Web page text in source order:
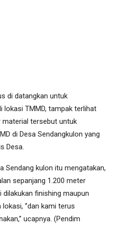
di datangkan untuk
lokasi TMMD, tampak terlihat
tersebut untuk
di Desa Sendangkulon yang
Desa.
Sendang kulon itu mengatakan,
sepanjang 1.200 meter
finishing maupun
‘’dan kami terus
ucapnya. (Pendim